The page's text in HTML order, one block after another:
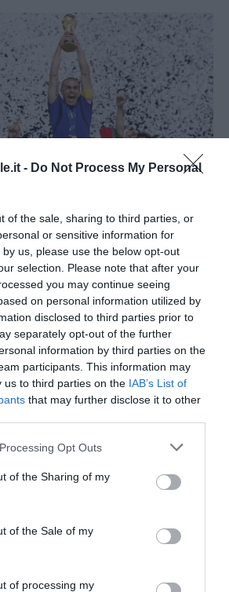
- Do Not Process My Personal
of the sale, sharing to third parties, or
or sensitive information for
us, please use the below opt-out
selection. Please note that after your
you may continue seeing
on personal information utilized by
disclosed to third parties prior to
separately opt-out of the further
information by third parties on the
participants. This information may
us to third parties on the IAB’s List of
that may further disclose it to other
website/app uses one or more Google
or usage behaviour. You may click to
to Google and its third-party tags to
specified purposes in below Google
Opt Outs
of the Sharing of my
of the Sale of my
of processing my
notte da campioni del mondo
18 Luglio 2026
molto più di una partita